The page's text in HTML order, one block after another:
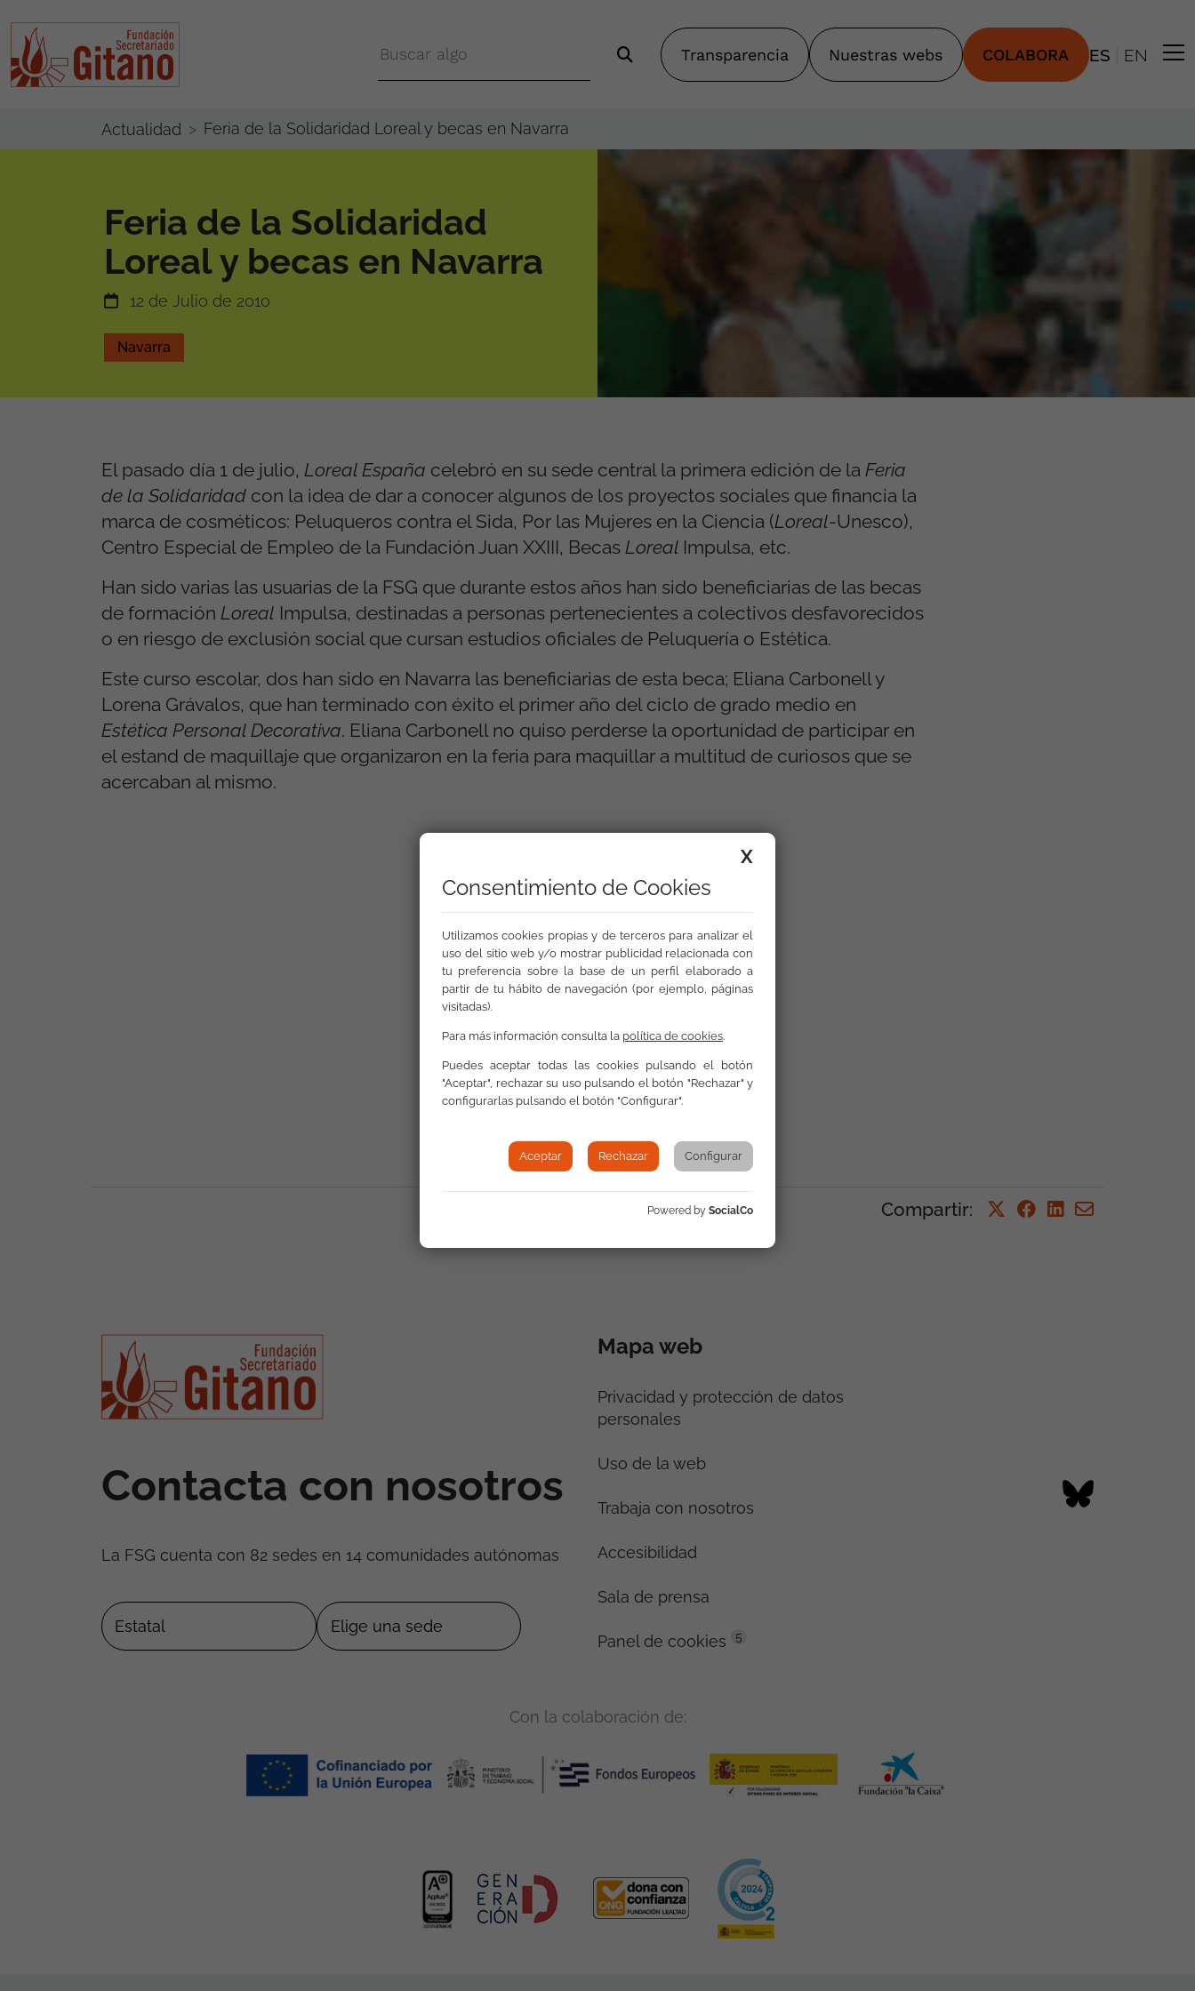
Transparencia Nuestras webs COLABORA ES EN
Actualidad Feria de la Solidaridad Loreal y becas en Navarra
Feria de la Solidaridad
Loreal y becas en Navarra
12 de Julio de 2010
Navarra
El pasado día 1 de julio, Loreal España celebró en su sede central la primera edición de la Feria
de la Solidaridad con la idea de dar a conocer algunos de los proyectos sociales que financia la
marca de cosméticos: Peluqueros contra el Sida, Por las Mujeres en la Ciencia (Loreal-Unesco),
Centro Especial de Empleo de la Fundación Juan XXIII, Becas Loreal Impulsa, etc.
Han sido varias las usuarias de la FSG que durante estos años han sido beneficiarias de las becas
de formación Loreal Impulsa, destinadas a personas pertenecientes a colectivos desfavorecidos
o en riesgo de exclusión social que cursan estudios oficiales de Peluquería o Estética.
Este curso escolar, dos han sido en Navarra las beneficiarias de esta beca; Eliana Carbonell y
Lorena Grávalos, que han terminado con éxito el primer año del ciclo de grado medio en
Estética Personal Decorativa. Eliana Carbonell no quiso perderse la oportunidad de participar en
el estand de maquillaje que organizaron en la feria para maquillar a multitud de curiosos que se
acercaban al mismo.
Galería
Volver a Actualidad
Compartir:
Contacta con nosotros
La FSG cuenta con 82 sedes en 14 comunidades autónomas
Mapa web
Privacidad y protección de datos
personales
Uso de la web
Trabaja con nosotros
Accesibilidad
Sala de prensa
Panel de cookies 5
Con la colaboración de:
X
Consentimiento de Cookies
Utilizamos cookies propias y de terceros para analizar el
uso del sitio web y/o mostrar publicidad relacionada con
tu preferencia sobre la base de un perfil elaborado a
partir de tu hábito de navegación (por ejemplo, páginas
visitadas).
Para más información consulta la política de cookies.
Puedes aceptar todas las cookies pulsando el botón
"Aceptar", rechazar su uso pulsando el botón "Rechazar" y
configurarlas pulsando el botón "Configurar".
Aceptar Rechazar Configurar
Powered by SocialCo